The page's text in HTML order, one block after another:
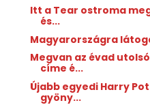
Itt a Tear ostroma
és...
Magyarországra
Megvan az évad
címe é...
Újabb egyedi Harry
gyöny...